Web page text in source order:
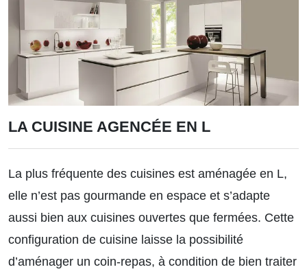
LA CUISINE AGENCÉE EN L
La plus fréquente des cuisines est aménagée en L,
elle n’est pas gourmande en espace et s’adapte
aussi bien aux cuisines ouvertes que fermées. Cette
configuration de cuisine laisse la possibilité
d’aménager un coin-repas, à condition de bien traiter